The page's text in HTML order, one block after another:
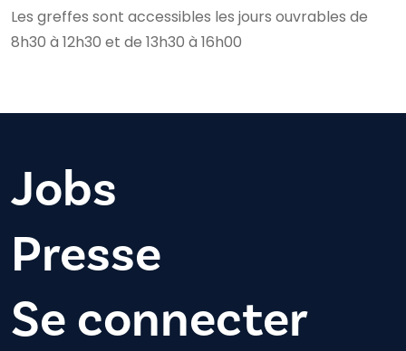
Les greffes sont accessibles les jours ouvrables de
8h30 à 12h30 et de 13h30 à 16h00
Jobs
Presse
Se connecter